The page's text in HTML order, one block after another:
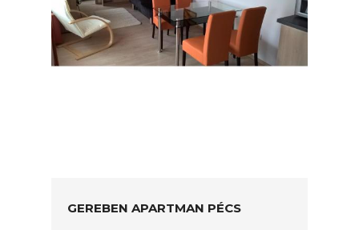
GEREBEN APARTMAN PÉCS